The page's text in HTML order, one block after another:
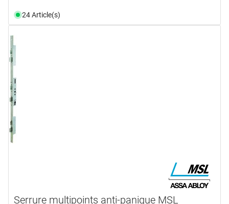
24 Article(s)
Serrure multipoints anti-panique MSL